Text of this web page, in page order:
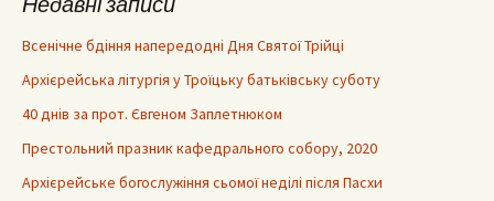
Всенічне бдіння напередодні Дня Святої Трійці
Архієрейська літургія у Троїцьку батьківську суботу
40 днів за прот. Євгеном Заплетнюком
Престольний празник кафедрального собору, 2020
Архієрейське богослужіння сьомої неділі після Пасхи